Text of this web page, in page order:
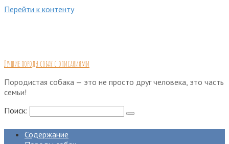
Перейти к контенту
Лучшие породы собак с описаниями
Породистая собака — это не просто друг человека, это часть
семьи!
Поиск:
Содержание